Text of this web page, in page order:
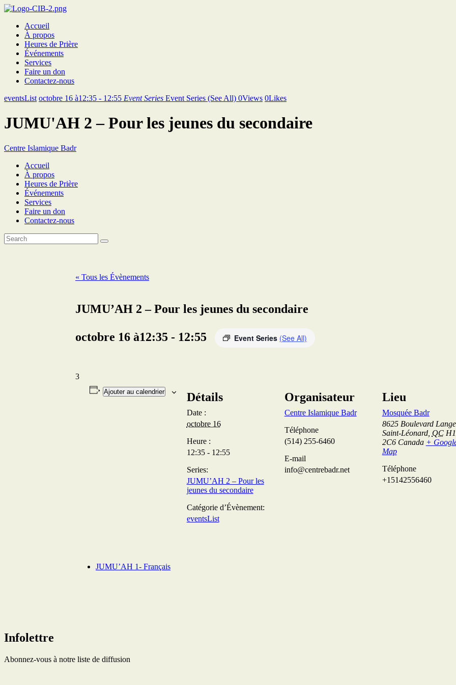
Accueil
À propos
Heures de Prière
Événements
Services
Faire un don
Contactez-nous
eventsList octobre 16 à12:35 - 12:55 Event Series Event Series (See All) 0Views 0Likes
JUMU'AH 2 – Pour les jeunes du secondaire
Centre Islamique Badr
Accueil
À propos
Heures de Prière
Événements
Services
Faire un don
Contactez-nous
« Tous les Évènements
JUMU’AH 2 – Pour les jeunes du secondaire
octobre 16 à12:35 - 12:55 Event Series (See All)
3
Ajouter au calendrier Détails
Date :
octobre 16
Heure :
12:35 - 12:55
Series:
JUMU’AH 2 – Pour les
jeunes du secondaire
Catégorie d’Évènement:
eventsList
Organisateur
Centre Islamique Badr
Téléphone
(514) 255-6460
E-mail
info@centrebadr.net
Lieu
Mosquée Badr
8625 Boulevard
Saint-Léonard, QC
2C6 Canada +
Map
Téléphone
+15142556460
JUMU’AH 1- Français
Infolettre
Abonnez-vous à notre liste de diffusion